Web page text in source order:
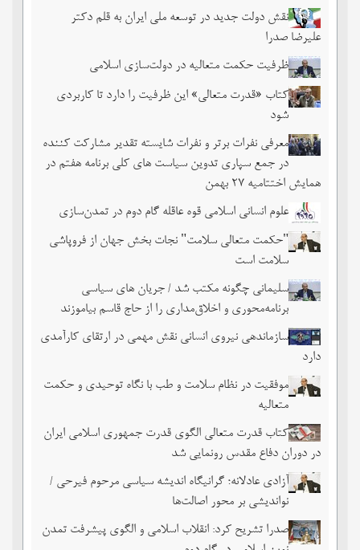
نقش دولت جدید در توسعه ملی ایران به قلم دکتر
علیرضا صدرا
ظرفیت حکمت متعالیه در دولت‌سازی اسلامی
کتاب «قدرت متعالی» این ظرفیت را دارد تا کاربردی
شود
معرفی نفرات برتر و نفرات شایسته تقدیر مشارکت کننده
در جمع سپاری تدوین سیاست های کلی برنامه هفتم در
همایش اختتامیه ۲۷ بهمن
علوم انسانی اسلامی قوه عاقله گام دوم در تمدن‌سازی
"حکمت متعالی سلامت" نجات بخش جهان از فروپاشی
سلامت است
سلیمانی چگونه مکتب شد / جریان های سیاسی
برنامه‌محوری و اخلاق‌مداری را از حاج قاسم بیاموزند
سازماندهی نیروی انسانی نقش مهمی در ارتقای کارآمدی
دارد
موفقیت در نظام سلامت و طب با نگاه توحیدی و حکمت
متعالیه
کتاب قدرت متعالی الگوی قدرت جمهوری اسلامی ایران
در دوران دفاع مقدس رونمایی شد
آزادی عادلانه؛ گرانیگاه اندیشه سیاسی مرحوم فیرحی /
نواندیشی بر محور اصالت‌ها
صدرا تشریح کرد: انقلاب اسلامی و الگوی پیشرفت تمدن